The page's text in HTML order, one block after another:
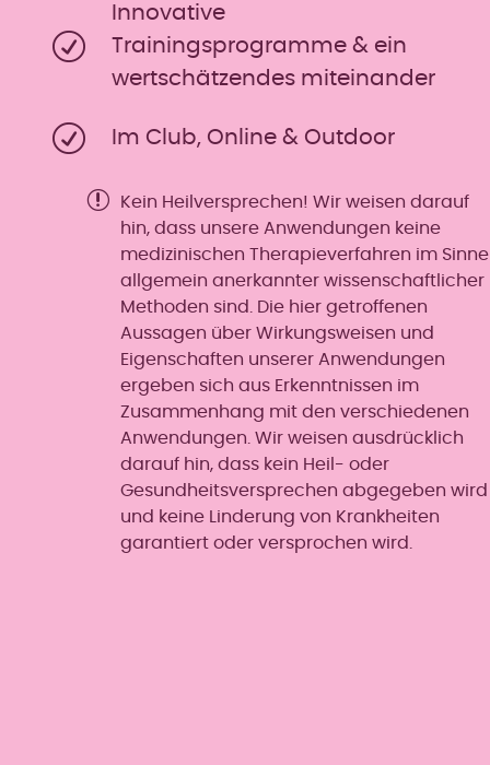
Innovative
Trainingsprogramme & ein
wertschätzendes miteinander
Im Club, Online & Outdoor
Kein Heilversprechen! Wir weisen darauf
hin, dass unsere Anwendungen keine
medizinischen Therapieverfahren im Sinne
allgemein anerkannter wissenschaftlicher
Methoden sind. Die hier getroffenen
Aussagen über Wirkungsweisen und
Eigenschaften unserer Anwendungen
ergeben sich aus Erkenntnissen im
Zusammenhang mit den verschiedenen
Anwendungen. Wir weisen ausdrücklich
darauf hin, dass kein Heil- oder
Gesundheitsversprechen abgegeben wird
und keine Linderung von Krankheiten
garantiert oder versprochen wird.